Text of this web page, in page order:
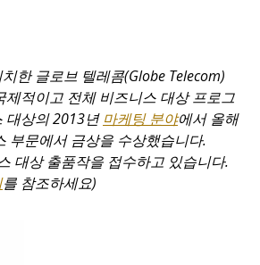
치한 글로브 텔레콤(Globe Telecom)
제적이고 전체 비즈니스 대상 프로그
대상의2013년 마케팅 분야에서 올해
부문에서 금상을 수상했습니다.
대상 출품작을 접수하고 있습니다.
를 참조하세요)